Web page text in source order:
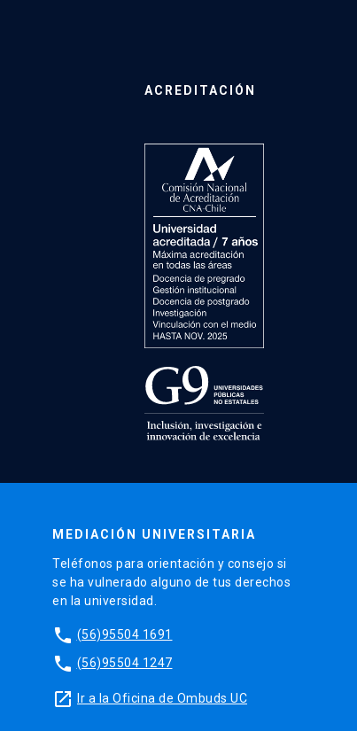
ACREDITACIÓN
MEDIACIÓN UNIVERSITARIA
Teléfonos para orientación y consejo si
se ha vulnerado alguno de tus derechos
en la universidad.
phone (56)95504 1691
phone (56)95504 1247
launch Ir a la Oficina de Ombuds UC